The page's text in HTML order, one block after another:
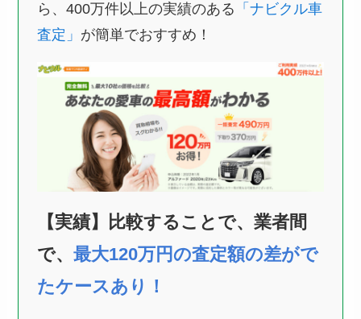
ら、400万件以上の実績のある 「ナビクル車
査定」 が簡単でおすすめ！
【実績】比較することで、業者間
で、 最大120万円の査定額の差がで
たケースあり！